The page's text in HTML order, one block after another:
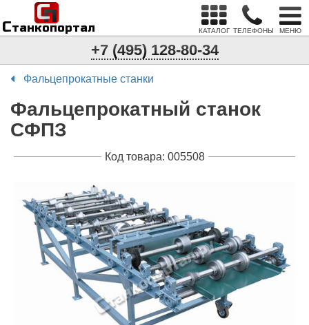
Станкопортал
п
С
КАТАЛОГ ТЕЛЕФОНЫ МЕНЮ
+7 (495) 128-80-34
Фальцепрокатные станки
Фальцепрокатный станок
СФПЗ
Код товара: 005508